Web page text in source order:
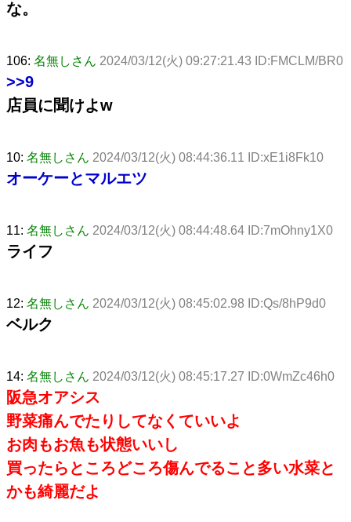
な。
106: 名無しさん 2024/03/12(火) 09:27:21.43 ID:FMCLM/BR0
>>9
店員に聞けよw
10: 名無しさん 2024/03/12(火) 08:44:36.11 ID:xE1i8Fk10
オーケーとマルエツ
11: 名無しさん 2024/03/12(火) 08:44:48.64 ID:7mOhny1X0
ライフ
12: 名無しさん 2024/03/12(火) 08:45:02.98 ID:Qs/8hP9d0
ベルク
14: 名無しさん 2024/03/12(火) 08:45:17.27 ID:0WmZc46h0
阪急オアシス
野菜痛んでたりしてなくていいよ
お肉もお魚も状態いいし
買ったらところどころ傷んでること多い水菜と
かも綺麗だよ